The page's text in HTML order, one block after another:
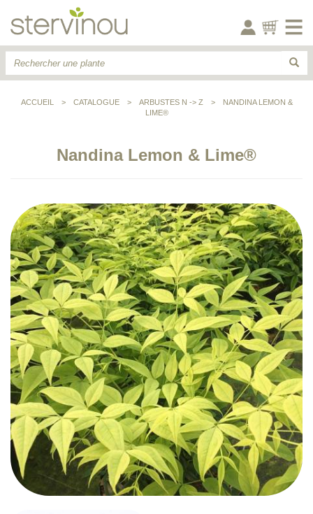
ACCUEIL > CATALOGUE > ARBUSTES N -> Z >
NANDINA LEMON &
LIME®
Nandina Lemon & Lime®